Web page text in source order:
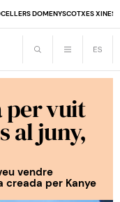
CELLERS DOMENYSCOTXES
per vuit
al juny,
vendre
creada per Kanye